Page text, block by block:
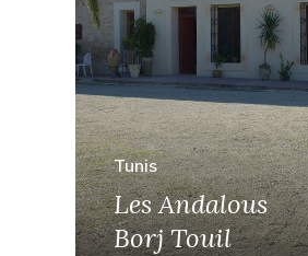
Tunis
Les Andalous
Borj Touil